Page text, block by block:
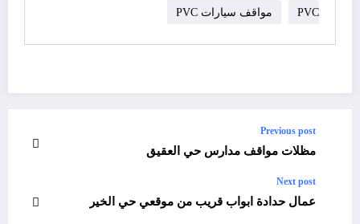
PVC مواقف سيارات PVC
Previous post
مظلات مواقف مدارس حي العقيق
Next post
عمال حدادة ابواب قريب من موقعي حي الخير